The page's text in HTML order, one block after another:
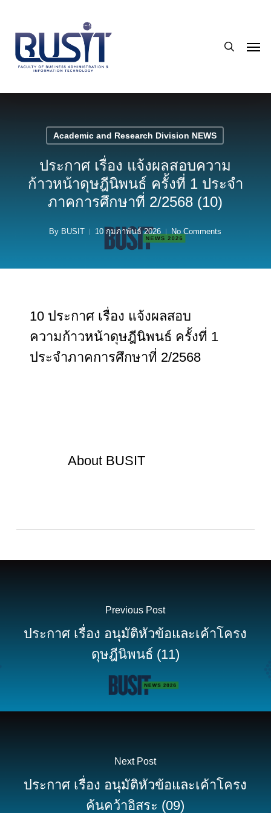
main
content
Academic and Research Division NEWS
ประกาศ เรื่อง แจ้งผลสอบความ
ก้าวหน้าดุษฎีนิพนธ์ ครั้งที่ 1 ประจำ
ภาคการศึกษาที่ 2/2568 (10)
By BUSIT 10 กุมภาพันธ์ 2026 No Comments
10 ประกาศ เรื่อง แจ้งผลสอบ
ความก้าวหน้าดุษฎีนิพนธ์ ครั้งที่ 1
ประจำภาคการศึกษาที่ 2/2568
AboutBUSIT
Previous Post
ประกาศ เรื่อง อนุมัติหัวข้อและเค้าโครง
ดุษฎีนิพนธ์ (11)
Next Post
ประกาศ เรื่อง อนุมัติหัวข้อและเค้าโครง
ค้นคว้าอิสระ (09)